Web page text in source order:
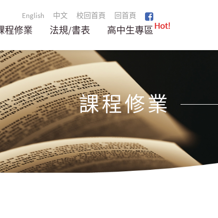
English 中文 校回首頁 回首頁
程修業 法規/書表 高中生專區Hot!
課程修業